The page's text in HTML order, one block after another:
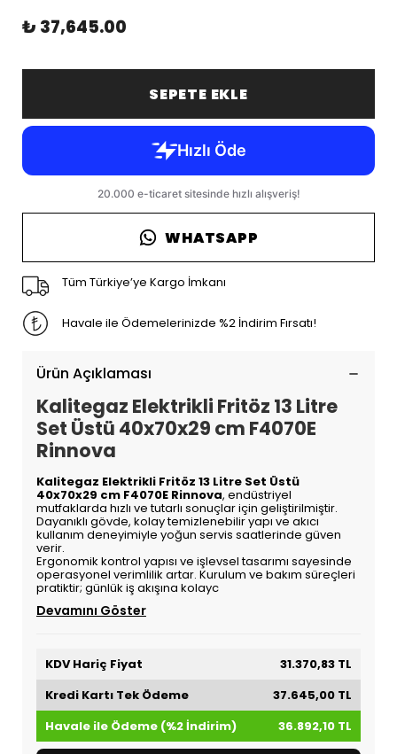
₺ 37,645.00
SEPETE EKLE
WHATSAPP
Tüm Türkiye’ye Kargo İmkanı
Havale ile Ödemelerinizde %2 İndirim Fırsatı!
Ürün Açıklaması
Kalitegaz Elektrikli Fritöz 13 Litre
Set Üstü 40x70x29 cm F4070E
Rinnova
Kalitegaz Elektrikli Fritöz 13 Litre Set Üstü
40x70x29 cm F4070E Rinnova, endüstriyel
mutfaklarda hızlı ve tutarlı sonuçlar için geliştirilmiştir.
Dayanıklı gövde, kolay temizlenebilir yapı ve akıcı
kullanım deneyimiyle yoğun servis saatlerinde güven
verir.
Ergonomik kontrol yapısı ve işlevsel tasarımı sayesinde
operasyonel verimlilik artar. Kurulum ve bakım süreçleri
pratiktir; günlük iş akışına kolayc
Devamını Göster
KDV Hariç Fiyat
31.370,83 TL
Kredi Kartı Tek Ödeme
37.645,00 TL
Havale ile Ödeme (%2 İndirim)
36.892,10 TL